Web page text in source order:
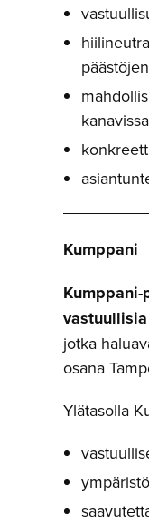
kanavissa
Kumppani
jotka
osana
Ylätasolla